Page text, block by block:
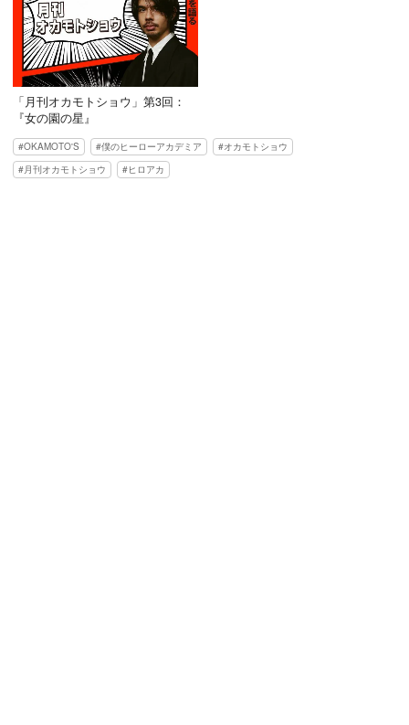
「月刊オカモトショウ」第3回：
『女の園の星』
OKAMOTO'S 僕のヒーローアカデミア
オカモトショウ
月刊オカモトショウ
ヒロアカ